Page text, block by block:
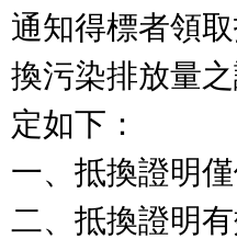
通知得標者領
換污染排放量
定如下：
一、抵換證明
二、抵換證明